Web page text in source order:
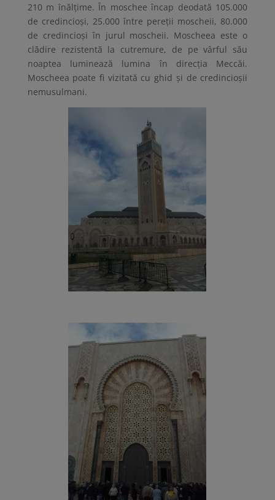
210 m înălţime. În moschee încap deodată 105.000
de credincioşi, 25.000 între pereţii moscheii, 80.000
de credincioşi în jurul moscheii. Moscheea este o
clădire rezistentă la cutremure, de pe vârful său
noaptea luminează lumina în direcţia Meccăi.
Moscheea poate fi vizitată cu ghid şi de credincioşii
nemusulmani.